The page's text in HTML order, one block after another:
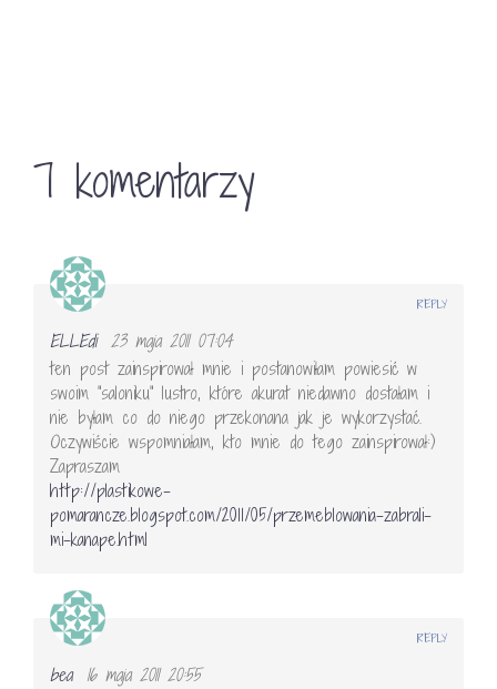
7 komentarzy
ELLEdi 23 maja 2011 07:04
ten post zainspirował mnie i postanowiłam powiesić w
swoim "saloniku" lustro, które akurat niedawno dostałam i
nie byłam co do niego przekonana jak je wykorzystać.
Oczywiście wspomniałam, kto mnie do tego zainspirował:)
Zapraszam
http://plastikowe-
pomarancze.blogspot.com/2011/05/przemeblowania-zabrali-
mi-kanape.html
REPLY
bea
16 maja 2011 20:55
REPLY